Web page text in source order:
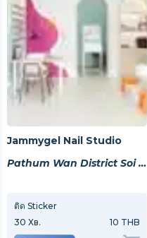
Jammygel Nail Studio
Pathum Wan District Soi Chulalongkorn 9 256/52
ติด Sticker
30 Хв. 10 THB